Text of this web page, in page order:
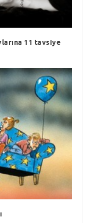
11 tavsiye